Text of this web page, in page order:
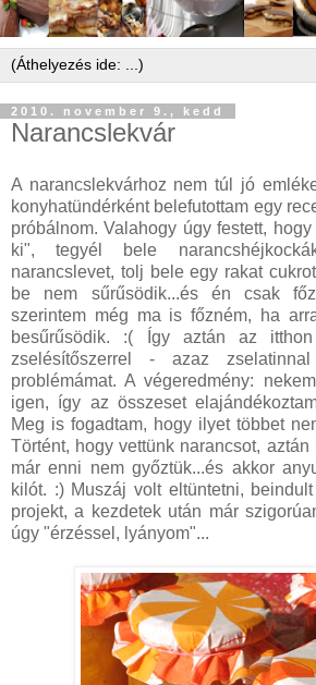
2010. november 9., kedd
Narancslekvár
A narancslekvárhoz nem túl jó
konyhatündérként belefutottam egy
próbálnom. Valahogy úgy festett,
ki", tegyél bele
narancslevet, tolj bele egy rakat
be nem sűrűsödik...és én csak
szerintem még ma is főzném, ha
besűrűsödik. :( Így aztán az
zselésítőszerrel - azaz
problémámat. A végeredmény:
igen, így az összeset
Meg is fogadtam, hogy ilyet többet
Történt, hogy vettünk narancsot,
már enni nem győztük...és akkor
kilót. :) Muszáj volt eltüntetni,
projekt, a kezdetek után már
úgy "érzéssel, lyányom"...